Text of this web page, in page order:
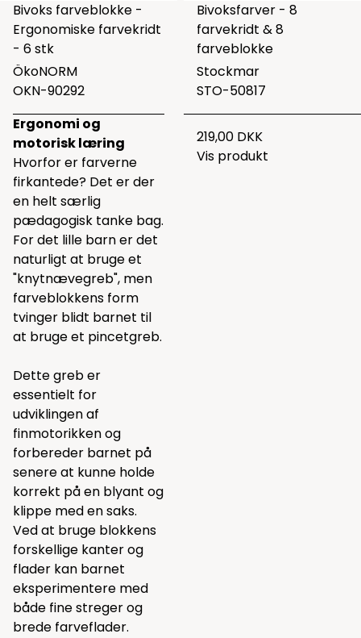
Bivoks farveblokke -
Ergonomiske farvekridt
- 6 stk
ÖkoNORM
OKN-90292
Ergonomi og
motorisk læring
Hvorfor er farverne
firkantede? Det er der
en helt særlig
pædagogisk tanke bag.
For det lille barn er det
naturligt at bruge et
"knytnævegreb", men
farveblokkens form
tvinger blidt barnet til
at bruge et pincetgreb.
Dette greb er
essentielt for
udviklingen af
finmotorikken og
forbereder barnet på
senere at kunne holde
korrekt på en blyant og
klippe med en saks.
Ved at bruge blokkens
forskellige kanter og
flader kan barnet
eksperimentere med
både fine streger og
brede farveflader.
Bivoksfarver - 8
farvekridt & 8
farveblokke
Stockmar
STO-50817
219,00 DKK
Vis produkt